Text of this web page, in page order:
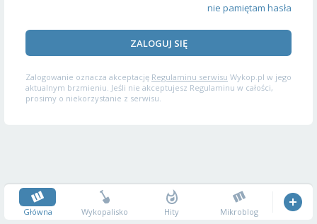
nie pamiętam hasła
ZALOGUJ SIĘ
Zalogowanie oznacza akceptację Regulaminu serwisu Wykop.pl w jego
aktualnym brzmieniu. Jeśli nie akceptujesz Regulaminu w całości,
prosimy o niekorzystanie z serwisu.
Główna Wykopalisko Hity Mikroblog